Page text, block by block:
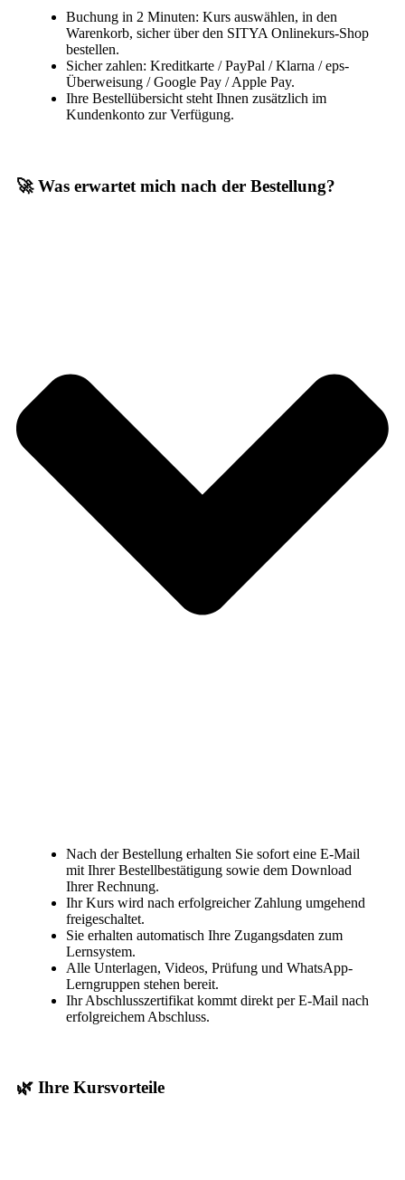
Buchung in 2 Minuten: Kurs auswählen, in den
Warenkorb, sicher über den SITYA Onlinekurs-Shop
bestellen.
Sicher zahlen: Kreditkarte / PayPal / Klarna / eps-
Überweisung / Google Pay / Apple Pay.
Ihre Bestellübersicht steht Ihnen zusätzlich im
Kundenkonto zur Verfügung.
🚀 Was erwartet mich nach der Bestellung?
Nach der Bestellung erhalten Sie sofort eine E-Mail
mit Ihrer Bestellbestätigung sowie dem Download
Ihrer Rechnung.
Ihr Kurs wird nach erfolgreicher Zahlung umgehend
freigeschaltet.
Sie erhalten automatisch Ihre Zugangsdaten zum
Lernsystem.
Alle Unterlagen, Videos, Prüfung und WhatsApp-
Lerngruppen stehen bereit.
Ihr Abschlusszertifikat kommt direkt per E-Mail nach
erfolgreichem Abschluss.
🌿 Ihre Kursvorteile